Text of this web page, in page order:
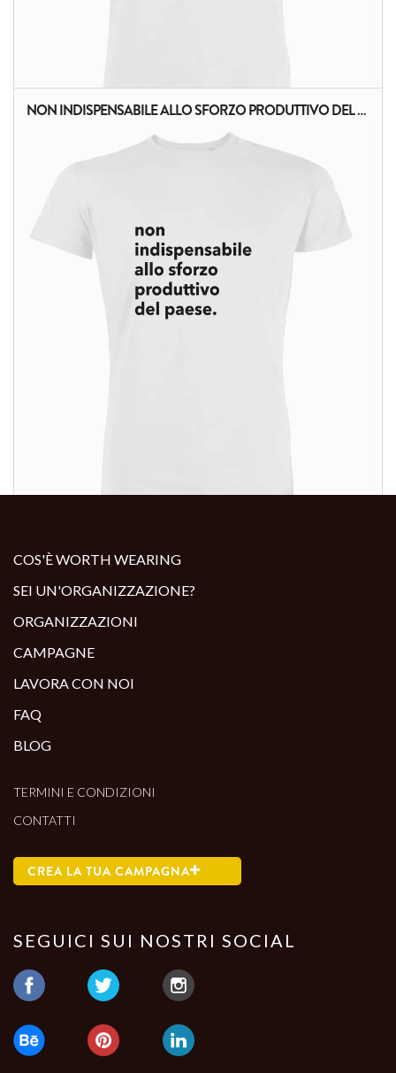
ALTRI PRODOTTI:
NON INDISPENSABILE ALLO SFORZO PRODUTTIVO DEL PAESE (SCRITTA NERA)
COS'È WORTH WEARING
SEI UN'ORGANIZZAZIONE?
ORGANIZZAZIONI
CAMPAGNE
LAVORA CON NOI
FAQ
BLOG
TERMINI E CONDIZIONI
CONTATTI
CREA LA TUA CAMPAGNA
SEGUICI SUI NOSTRI SOCIAL